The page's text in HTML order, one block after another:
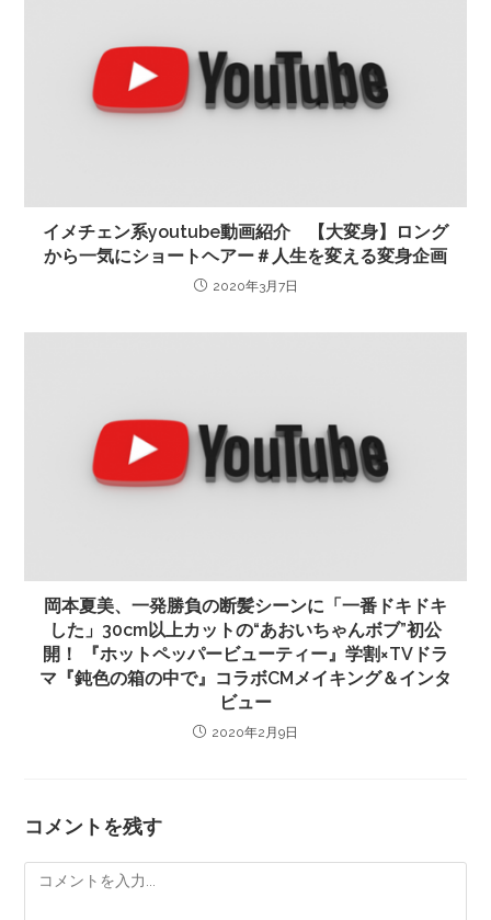
イメチェン系youtube動画紹介 【大変身】ロング
から一気にショートヘアー＃人生を変える変身企画
2020年3月7日
岡本夏美、一発勝負の断髪シーンに「一番ドキドキ
した」30cm以上カットの“あおいちゃんボブ”初公
開！ 『ホットペッパービューティー』学割×TVドラ
マ『鈍色の箱の中で』コラボCMメイキング＆インタ
ビュー
2020年2月9日
コメントを残す